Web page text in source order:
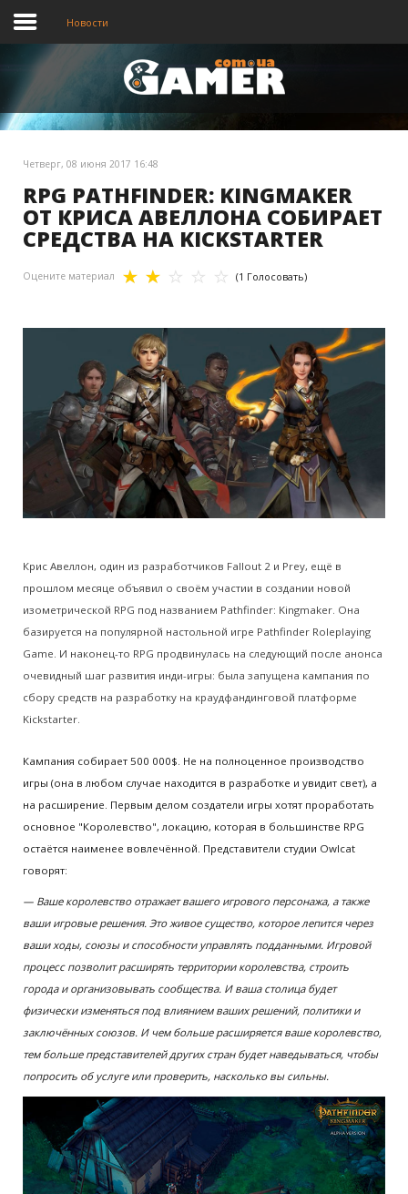
Главная
Видео
Новости
Четверг, 08 июня 2017 16:48
RPG PATHFINDER: KINGMAKER
ОТ КРИСА АВЕЛЛОНА СОБИРАЕТ
СРЕДСТВА НА KICKSTARTER
Оцените материал (1 Голосовать)
Крис Авеллон, один из разработчиков Fallout 2 и Prey, ещё в
прошлом месяце объявил о своём участии в создании новой
изометрической RPG под названием Pathfinder: Kingmaker. Она
базируется на популярной настольной игре Pathfinder Roleplaying
Game. И наконец-то RPG продвинулась на следующий после анонса
очевидный шаг развития инди-игры: была запущена кампания по
сбору средств на разработку на краудфандинговой платформе
Kickstarter.
Кампания собирает 500 000$. Не на полноценное производство
игры (она в любом случае находится в разработке и увидит свет), а
на расширение. Первым делом создатели игры хотят проработать
основное "Королевство", локацию, которая в большинстве RPG
остаётся наименее вовлечённой. Представители студии Owlcat
говорят:
— Ваше королевство отражает вашего игрового персонажа, а также
ваши игровые решения. Это живое существо, которое лепится через
ваши ходы, союзы и способности управлять подданными. Игровой
процесс позволит расширять территории королевства, строить
города и организовывать сообщества. И ваша столица будет
физически изменяться под влиянием ваших решений, политики и
заключённых союзов. И чем больше расширяется ваше королевство,
тем больше представителей других стран будет наведываться, чтобы
попросить об услуге или проверить, насколько вы сильны.